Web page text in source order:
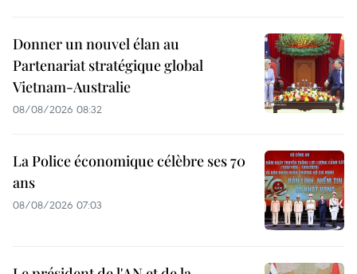
Donner un nouvel élan au
Partenariat stratégique global
Vietnam-Australie
08/08/2026 08:32
La Police économique célèbre ses 70
ans
08/08/2026 07:03